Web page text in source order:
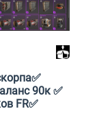
90к ✅
FR✅